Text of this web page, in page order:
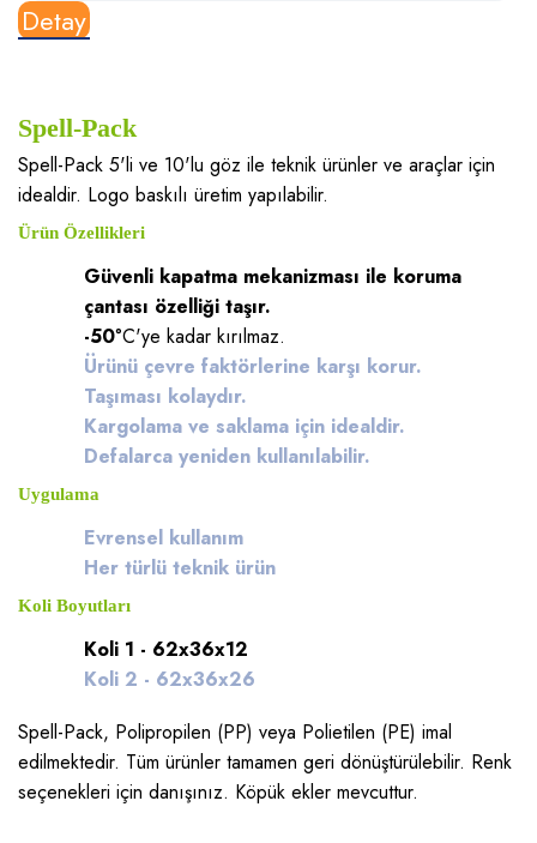
Detay
Spell-Pack
Spell-Pack 5'li ve 10'lu göz ile teknik ürünler ve araçlar için
idealdir. Logo baskılı üretim yapılabilir.
Ürün Özellikleri
Güvenli kapatma mekanizması ile koruma
çantası özelliği taşır.
-50°C'ye kadar kırılmaz.
Ürünü çevre faktörlerine karşı korur.
Taşıması kolaydır.
Kargolama ve saklama için idealdir.
Defalarca yeniden kullanılabilir.
Uygulama
Evrensel kullanım
Her türlü teknik ürün
Koli Boyutları
Koli 1 - 62x36x12
Koli 2 - 62x36x26
Spell-Pack, Polipropilen (PP) veya Polietilen (PE) imal
edilmektedir. Tüm ürünler tamamen geri dönüştürülebilir. Renk
seçenekleri için danışınız. Köpük ekler mevcuttur.